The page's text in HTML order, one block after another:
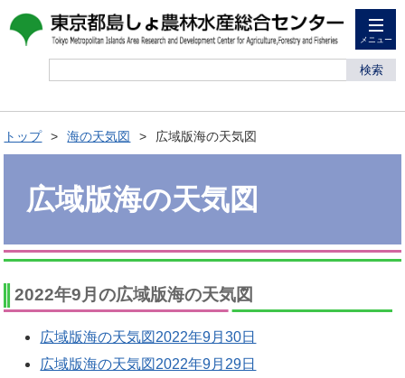
メニュー
検索
トップ 海の天気図 広域版海の天気図
広域版海の天気図
2022年9月の広域版海の天気図
広域版海の天気図2022年9月30日
広域版海の天気図2022年9月29日